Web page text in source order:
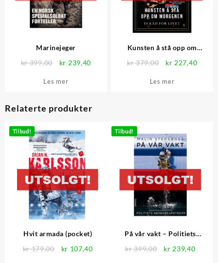
Marinejeger
kr399,00
Opprinnelig
var:
kr 239,40 Nåværende
Les mer
Kunsten å stå opp om
kr379,00
Opprinnelig
var:
kr 227,40
Les mer
Relaterte produkter
Tilbud!
Hvit armada (pocket)
kr179,00
Opprinnelig
kr 107,40Nåværende
Tilbud!
På vår vakt – Politiets
kr399,00
Opprinnelig
kr 239,40